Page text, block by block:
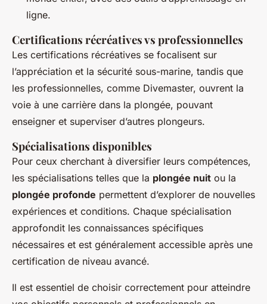
ligne.
Certifications récréatives vs professionnelles
Les certifications récréatives se focalisent sur
l’appréciation et la sécurité sous-marine, tandis que
les professionnelles, comme Divemaster, ouvrent la
voie à une carrière dans la plongée, pouvant
enseigner et superviser d’autres plongeurs.
Spécialisations disponibles
Pour ceux cherchant à diversifier leurs compétences,
les spécialisations telles que la plongée nuit ou la
plongée profonde permettent d’explorer de nouvelles
expériences et conditions. Chaque spécialisation
approfondit les connaissances spécifiques
nécessaires et est généralement accessible après une
certification de niveau avancé.
Il est essentiel de choisir correctement pour atteindre